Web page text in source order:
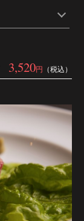
3,520円 （税込）